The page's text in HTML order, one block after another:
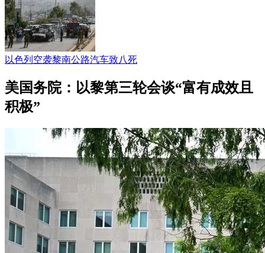
以色列空袭黎南公路汽车致八死
美国务院：以黎第三轮会谈“富有成效且
积极”